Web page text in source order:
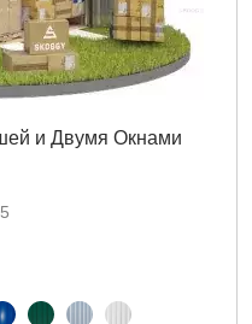
и Двумя Окнами